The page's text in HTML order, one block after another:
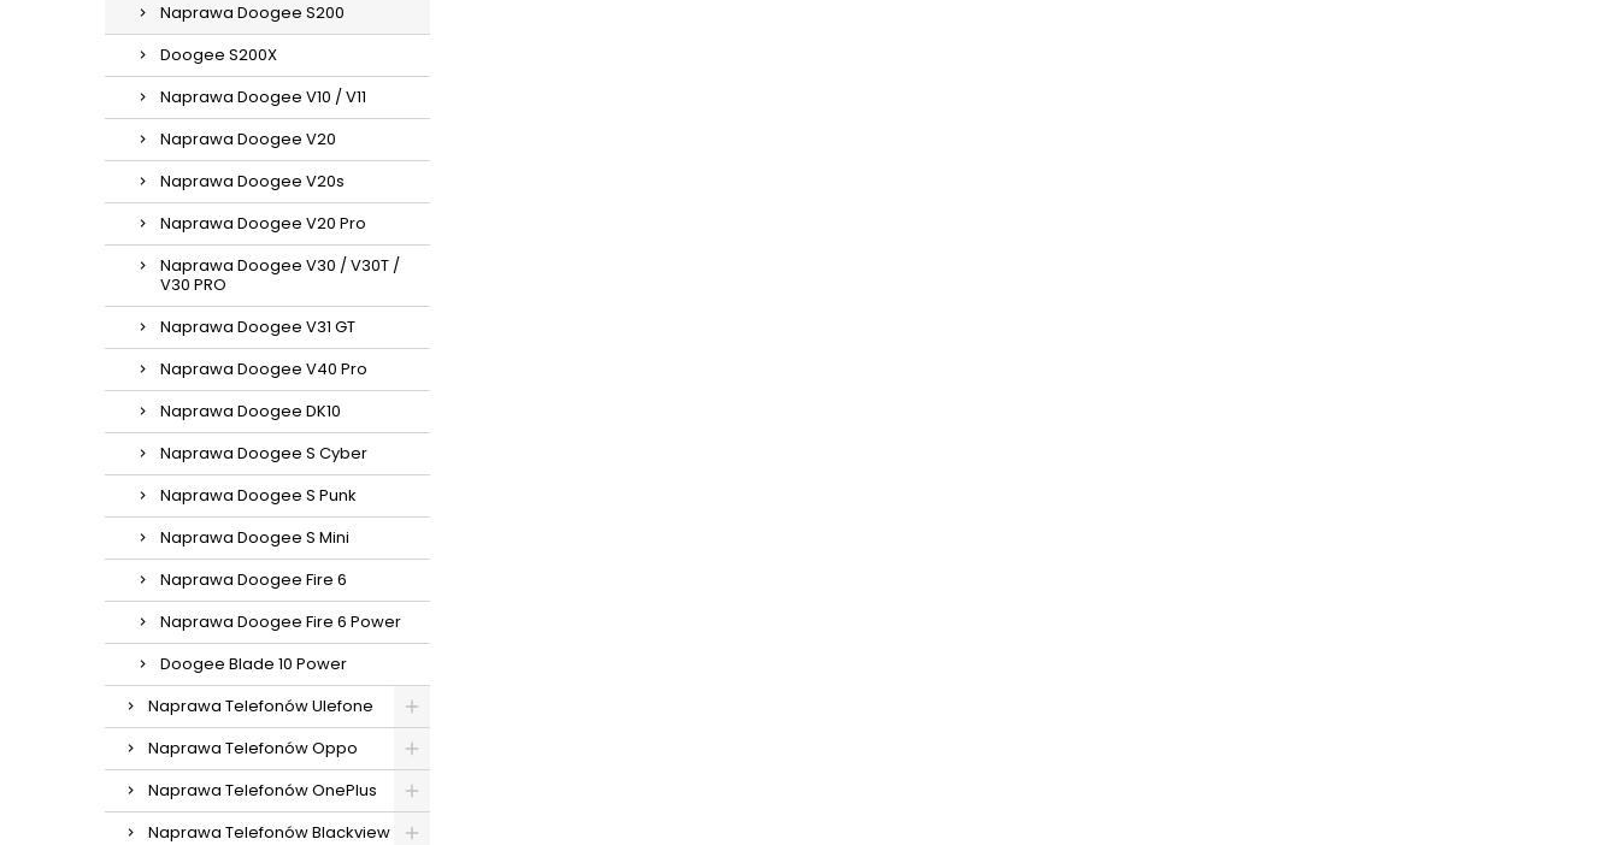
Naprawa Doogee S200
Doogee S200X
Naprawa Doogee V10 / V11
Naprawa Doogee V20
Naprawa Doogee V20s
Naprawa Doogee V20 Pro
Naprawa Doogee V30 / V30T /
V30 PRO
Naprawa Doogee V31 GT
Naprawa Doogee V40 Pro
Naprawa Doogee DK10
Naprawa Doogee S Cyber
Naprawa Doogee S Punk
Naprawa Doogee S Mini
Naprawa Doogee Fire 6
Naprawa Doogee Fire 6 Power
Doogee Blade 10 Power
Naprawa Telefonów Ulefone
Naprawa Telefonów Oppo
Naprawa Telefonów OnePlus
Naprawa Telefonów Blackview